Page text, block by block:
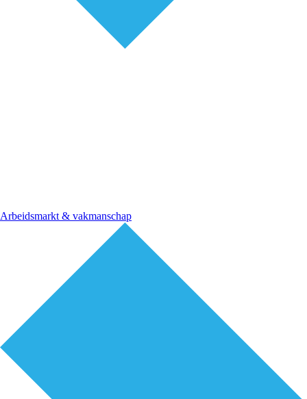
Arbeidsmarkt & vakmanschap